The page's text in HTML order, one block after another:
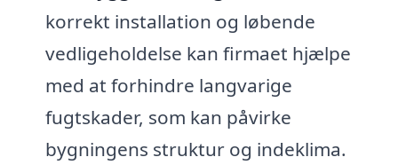
korrekt installation og løbende
vedligeholdelse kan firmaet hjælpe
med at forhindre langvarige
fugtskader, som kan påvirke
bygningens struktur og indeklima.